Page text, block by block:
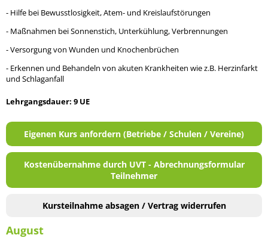
- Hilfe bei Bewusstlosigkeit, Atem- und Kreislaufstörungen
- Maßnahmen bei Sonnenstich, Unterkühlung, Verbrennungen
- Versorgung von Wunden und Knochenbrüchen
- Erkennen und Behandeln von akuten Krankheiten wie z.B. Herzinfarkt
und Schlaganfall
Lehrgangsdauer: 9 UE
Eigenen Kurs anfordern (Betriebe / Schulen / Vereine)
Kostenübernahme durch UVT - Abrechnungsformular
Teilnehmer
Kursteilnahme absagen / Vertrag widerrufen
August